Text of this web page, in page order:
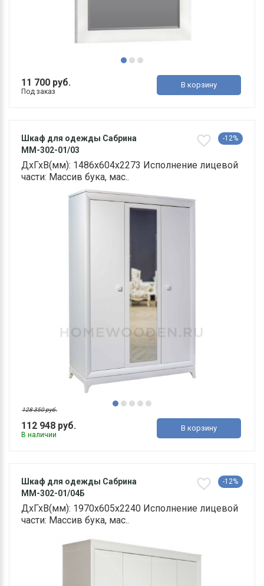
11 700 руб.
Под заказ
В корзину
Шкаф для одежды Сабрина
ММ-302-01/03
-12%
ДхГхВ(мм): 1486х604х2273 Исполнение лицевой
части: Массив бука, мас..
112 948 руб.
128 350 руб.
В наличии
В корзину
Шкаф для одежды Сабрина
ММ-302-01/04Б
-12%
ДхГхВ(мм): 1970х605х2240 Исполнение лицевой
части: Массив бука, мас..